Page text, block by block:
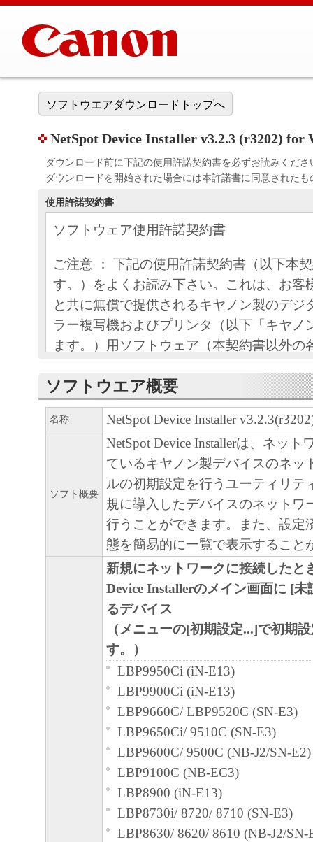
ソフトウエアダウンロードトップへ
NetSpot Device Installer v3.2.3 (r3202) for
ダウンロード前に下記の使用許諾契約書を必ずお読みくださ
ダウンロードを開始された場合には本許諾書に同意された
使用許諾契約書
ソフトウェア使用許諾契約書
ご注意 ： 下記の使用許諾契約書（以下本
す。）をよくお読み下さい。これは、お客
と共に無償で提供されるキヤノン製のデジ
ラー複写機およびプリンタ（以下「キヤノ
ます。）用ソフトウェア（本契約書以外の
す。）をご利用になるための、お客様とキ
（以下キヤノンと言います。）との間の契
お客様は、『同意』を示す行為、または「
ア」の使用のいずれかをもって、本契約書
になります。お客様が本契約書に同意でき
ソフトウェア」を使用することはできませ
(1) キヤノンは、お客様が「キヤノン製品
のために、「キヤノン製品」に直接または
通じ接続される複数のコンピュータ（以下
言います。）において、「本ソフトウェア
約書においては、「本ソフトウェア」をコ
憶媒体上にインストールすること、または
おいて表示すること、アクセスすること、
ることのいずれも含むものとします。）す
的権利をお客様に対して許諾します。お客
定機器」にネットワークを通じて接続され
上で、かかるコンピュータの使用者に対し
ェア」を使用させることができますが、か
タの使用者に本契約書上の義務および条件
ともに、その履行に関し全責任を負うこと
ソフトウエア概要
名称 NetSpot Device Installer
ソフト概要
NetSpot Device Installerは、ネット
ているキヤノン製デバイスのネッ
ルの初期設定を行うユーティリテ
規に導入したデバイスのネットワ
行うことができます。また、設定
態を簡易的に一覧で表示すること
新規にネットワークに接続したと
Device Installerのメイン画面に [
るデバイス
（メニューの[初期設定...]で初期
す。）
LBP9950Ci (iN-E13)
LBP9900Ci (iN-E13)
LBP9660C/ LBP9520C (SN-E3)
LBP9650Ci/ 9510C (SN-E3)
LBP9600C/ 9500C (NB-J2/SN-E2)
LBP9100C (NB-EC3)
LBP8900 (iN-E13)
LBP8730i/ 8720/ 8710 (SN-E3)
LBP8630/ 8620/ 8610 (NB-J2/SN-